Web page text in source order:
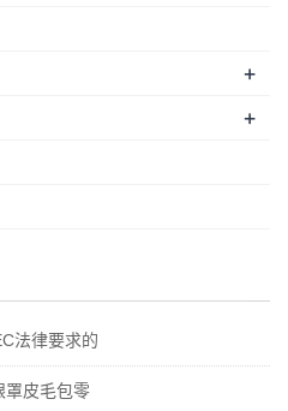
+
+
法律要求的
罩皮毛包零